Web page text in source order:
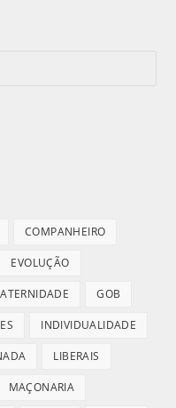
COMPANHEIRO
EVOLUÇÃO
GOB
INDIVIDUALIDADE
LIBERAIS
MAÇONARIA